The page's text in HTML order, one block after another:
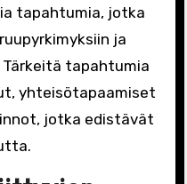
tapahtumia, jotka
ja
tapahtumia
yhteisötapaamiset
jotka edistävät